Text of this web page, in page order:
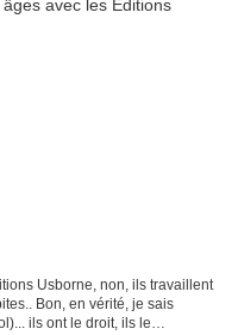
Usborne, non, ils travaillent
Bon, en vérité, je sais
ils ont le droit, ils le